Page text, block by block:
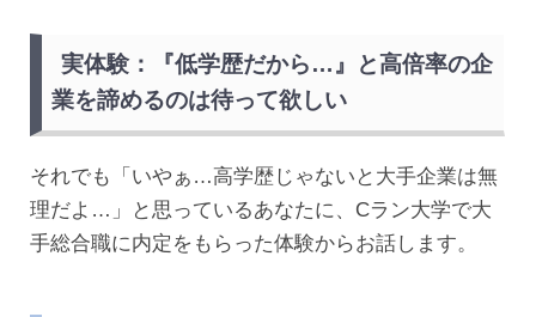
実体験：『低学歴だから…』と高倍率の企
業を諦めるのは待って欲しい
それでも「いやぁ…高学歴じゃないと大手企業は無
理だよ…」と思っているあなたに、Cラン大学で大
手総合職に内定をもらった体験からお話します。